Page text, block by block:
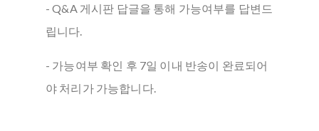
- Q&A 게시판 답글을 통해 가능여부를 답변드
립니다.
- 가능여부 확인 후 7일 이내 반송이 완료되어
야 처리가 가능합니다.